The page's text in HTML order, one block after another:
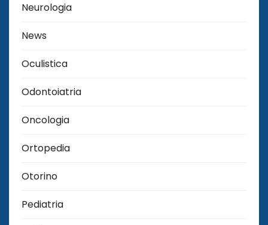
Neurologia
News
Oculistica
Odontoiatria
Oncologia
Ortopedia
Otorino
Pediatria